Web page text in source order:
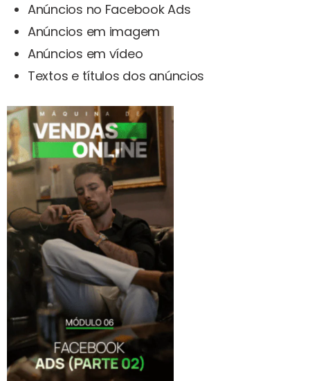
Anúncios no Facebook Ads
Anúncios em imagem
Anúncios em vídeo
Textos e títulos dos anúncios